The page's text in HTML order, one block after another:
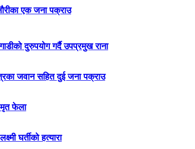
एक जना पक्राउ
दुरुपयोग गर्दै उपप्रमुख राना
जवान सहित दुई जना पक्राउ
मृत फेला
घर्तीको हत्यारा